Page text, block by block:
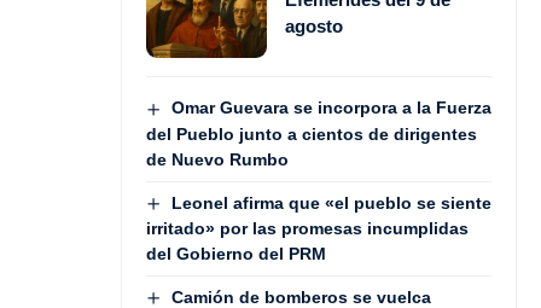
agosto
Omar Guevara se incorpora a la Fuerza
del Pueblo junto a cientos de dirigentes
de Nuevo Rumbo
Leonel afirma que «el pueblo se siente
irritado» por las promesas incumplidas
del Gobierno del PRM
Camión de bomberos se vuelca